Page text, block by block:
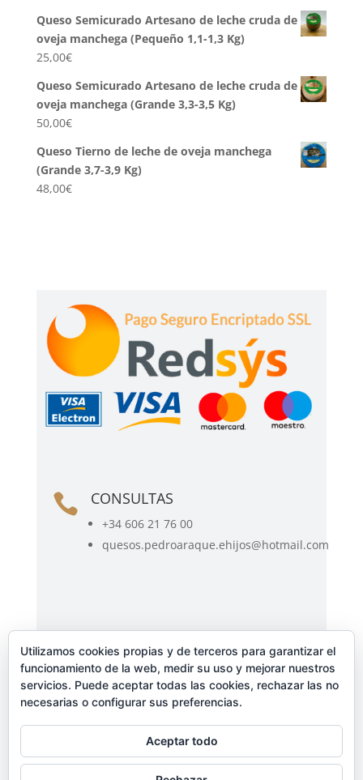
Queso Semicurado Artesano de leche cruda de
oveja manchega (Pequeño 1,1-1,3 Kg)
25,00€
Queso Semicurado Artesano de leche cruda de
oveja manchega (Grande 3,3-3,5 Kg)
50,00€
Queso Tierno de leche de oveja manchega
(Grande 3,7-3,9 Kg)
48,00€
 CONSULTAS
+34 606 21 76 00
quesos.pedroaraque.ehijos@hotmail.com

Gastos de envío gratuitos a partir de
20 euros
Envíos a toda la península
Para envíos fuera de la península
consultar en los teléfonos de
contactos.
Utilizamos cookies propias y de terceros para garantizar el
funcionamiento de la web, medir su uso y mejorar nuestros
servicios. Puede aceptar todas las cookies, rechazar las no
necesarias o configurar sus preferencias.
Aceptar todo